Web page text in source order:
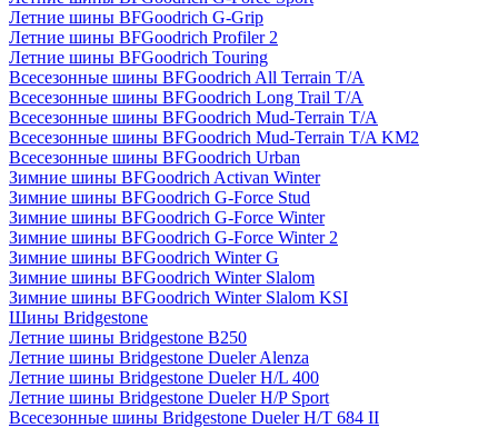
Летние шины BFGoodrich G-Grip
Летние шины BFGoodrich Profiler 2
Летние шины BFGoodrich Touring
Всесезонные шины BFGoodrich All Terrain T/A
Всесезонные шины BFGoodrich Long Trail T/A
Всесезонные шины BFGoodrich Mud-Terrain T/A
Всесезонные шины BFGoodrich Mud-Terrain T/A KM2
Всесезонные шины BFGoodrich Urban
Зимние шины BFGoodrich Activan Winter
Зимние шины BFGoodrich G-Force Stud
Зимние шины BFGoodrich G-Force Winter
Зимние шины BFGoodrich G-Force Winter 2
Зимние шины BFGoodrich Winter G
Зимние шины BFGoodrich Winter Slalom
Зимние шины BFGoodrich Winter Slalom KSI
Шины Bridgestone
Летние шины Bridgestone B250
Летние шины Bridgestone Dueler Alenza
Летние шины Bridgestone Dueler H/L 400
Летние шины Bridgestone Dueler H/P Sport
Всесезонные шины Bridgestone Dueler H/T 684 II